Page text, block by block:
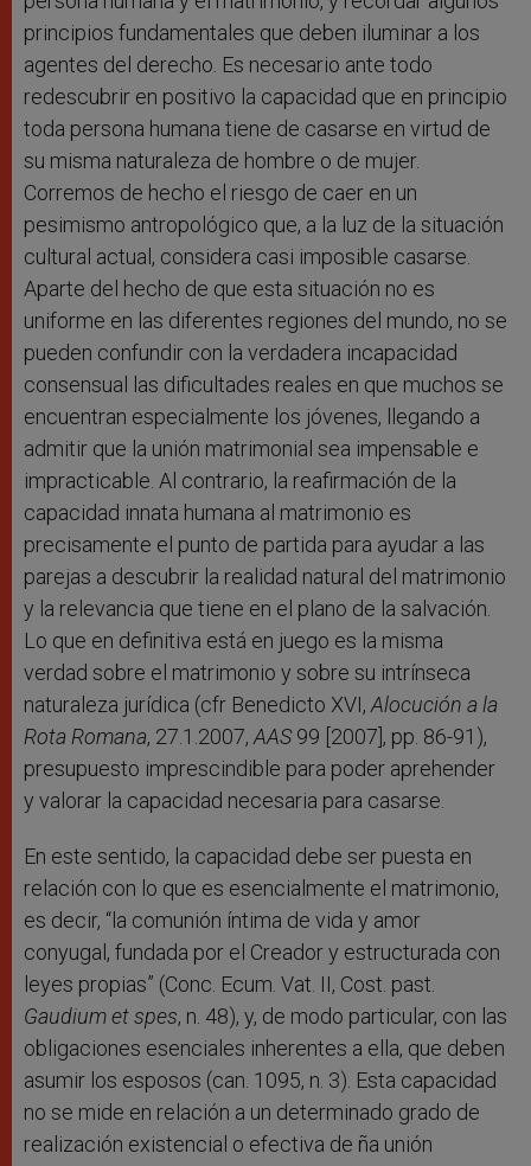
principios fundamentales que deben iluminar a los
agentes del derecho. Es necesario ante todo
redescubrir en positivo la capacidad que en principio
toda persona humana tiene de casarse en virtud de
su misma naturaleza de hombre o de mujer.
Corremos de hecho el riesgo de caer en un
pesimismo antropológico que, a la luz de la situación
cultural actual, considera casi imposible casarse.
Aparte del hecho de que esta situación no es
uniforme en las diferentes regiones del mundo, no se
pueden confundir con la verdadera incapacidad
consensual las dificultades reales en que muchos se
encuentran especialmente los jóvenes, llegando a
admitir que la unión matrimonial sea impensable e
impracticable. Al contrario, la reafirmación de la
capacidad innata humana al matrimonio es
precisamente el punto de partida para ayudar a las
parejas a descubrir la realidad natural del matrimonio
y la relevancia que tiene en el plano de la salvación.
Lo que en definitiva está en juego es la misma
verdad sobre el matrimonio y sobre su intrínseca
naturaleza jurídica (cfr Benedicto XVI,Alocución a la
Rota Romana, 27.1.2007,AAS 99 [2007], pp. 86-91),
presupuesto imprescindible para poder aprehender
y valorar la capacidad necesaria para casarse.
En este sentido, la capacidad debe ser puesta en
relación con lo que es esencialmente el matrimonio,
es decir, “la comunión íntima de vida y amor
conyugal, fundada por el Creador y estructurada con
leyes propias” (Conc. Ecum. Vat. II, Cost. past.
Gaudium et spes, n. 48), y, de modo particular, con las
obligaciones esenciales inherentes a ella, que deben
asumir los esposos (can. 1095, n. 3). Esta capacidad
no se mide en relación a un determinado grado de
realización existencial o efectiva de ña unión